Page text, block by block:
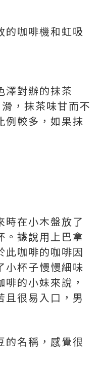
的咖啡機和虹吸
澤對辦的抹茶
，抹茶味甘而不
例較多，如果抹
時在小木盤放了
。據說用上巴拿
此咖啡的咖啡因
小杯子慢慢細味
的小妹來說，
且很易入口，男
的名稱，感覺很